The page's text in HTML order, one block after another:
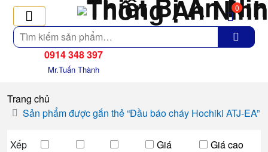
Tìm
kiếm
0
0914 348 397
Mr.Tuấn Thành
Trang chủ
Sản phẩm được gắn thẻ “Đầu báo cháy Hochiki ATJ-EA”
Xếp
Giá
Giá cao